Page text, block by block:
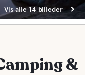
Vis alle 14 billeder
&